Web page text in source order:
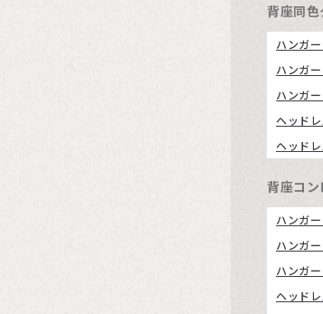
背座同
ハンガ
ハンガ
ハンガ
ヘッド
ヘッド
背座コ
ハンガ
ハンガ
ハンガ
ヘッド